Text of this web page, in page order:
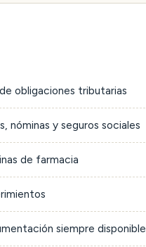
obligaciones tributarias
nóminas y seguros sociales
de farmacia
siempre disponible